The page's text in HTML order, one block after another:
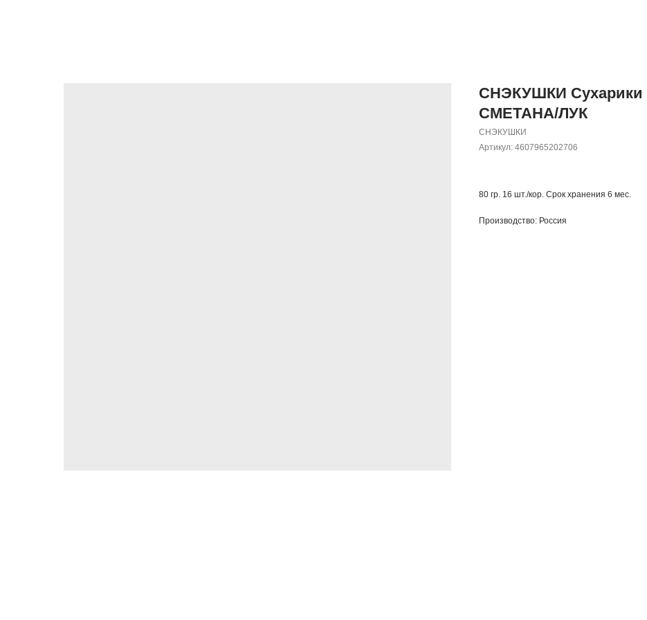
СНЭКУШКИ Сухарики
СМЕТАНА/ЛУК
СНЭКУШКИ
Артикул: 4607965202706
80 гр. 16 шт./кор. Срок хранения 6 мес.
Производство: Россия